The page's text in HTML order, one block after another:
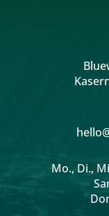
Mo., Di.,